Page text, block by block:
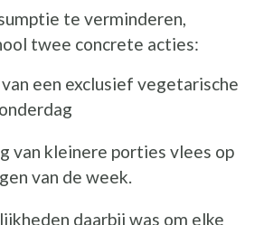
te verminderen,
twee concrete acties:
een exclusief vegetarische
van kleinere porties vlees op
van de week.
daarbij was om elke